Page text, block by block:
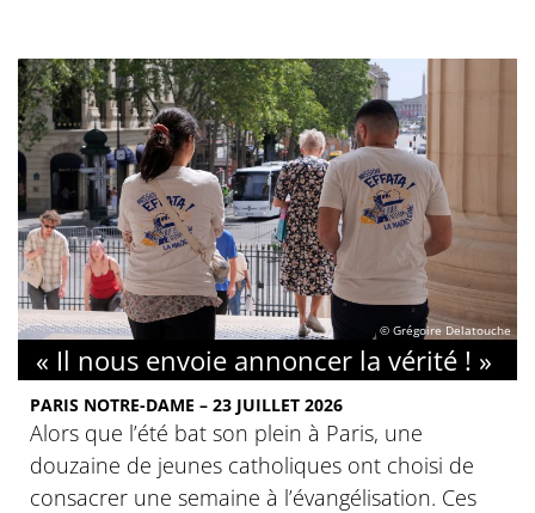
© Grégoire Delatouche
« Il nous envoie annoncer la vérité ! »
PARIS NOTRE-DAME – 23 JUILLET 2026
Alors que l’été bat son plein à Paris, une
douzaine de jeunes catholiques ont choisi de
consacrer une semaine à l’évangélisation. Ces